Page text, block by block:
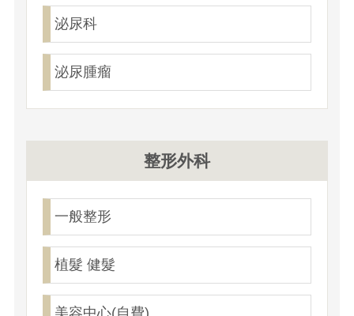
泌尿科
泌尿腫瘤
整形外科
一般整形
植髮 健髮